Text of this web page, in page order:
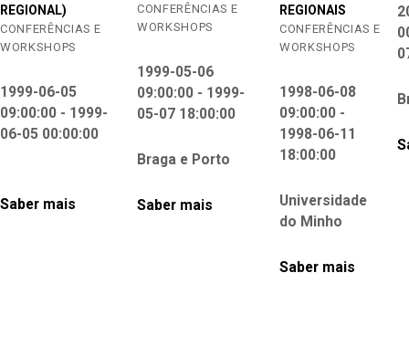
REGIONAL)
CONFERÊNCIAS E
WORKSHOPS
1999-06-05
09:00:00 - 1999-
06-05 00:00:00
Saber mais
CONFERÊNCIAS E
WORKSHOPS
1999-05-06
09:00:00 - 1999-
05-07 18:00:00
Braga e Porto
Saber mais
REGIONAIS
CONFERÊNCIAS E
WORKSHOPS
1998-06-08
09:00:00 -
1998-06-11
18:00:00
Universidade
do Minho
Saber mais